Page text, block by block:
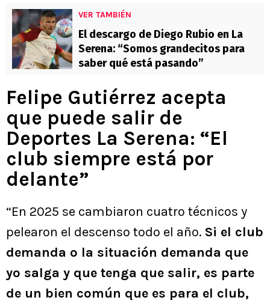
VER TAMBIÉN
El descargo de Diego Rubio en La
Serena: “Somos grandecitos para
saber qué está pasando”
Felipe Gutiérrez acepta
que puede salir de
Deportes La Serena: “El
club siempre está por
delante”
“En 2025 se cambiaron cuatro técnicos y
pelearon el descenso todo el año. Si el club
demanda o la situación demanda que
yo salga y que tenga que salir, es parte
de un bien común que es para el club,